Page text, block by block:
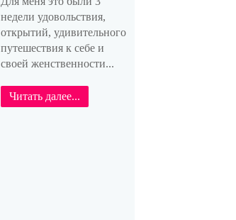
недели удовольствия,
открытий, удивительного
путешествия к себе и
своей женственности...
Читать далее...